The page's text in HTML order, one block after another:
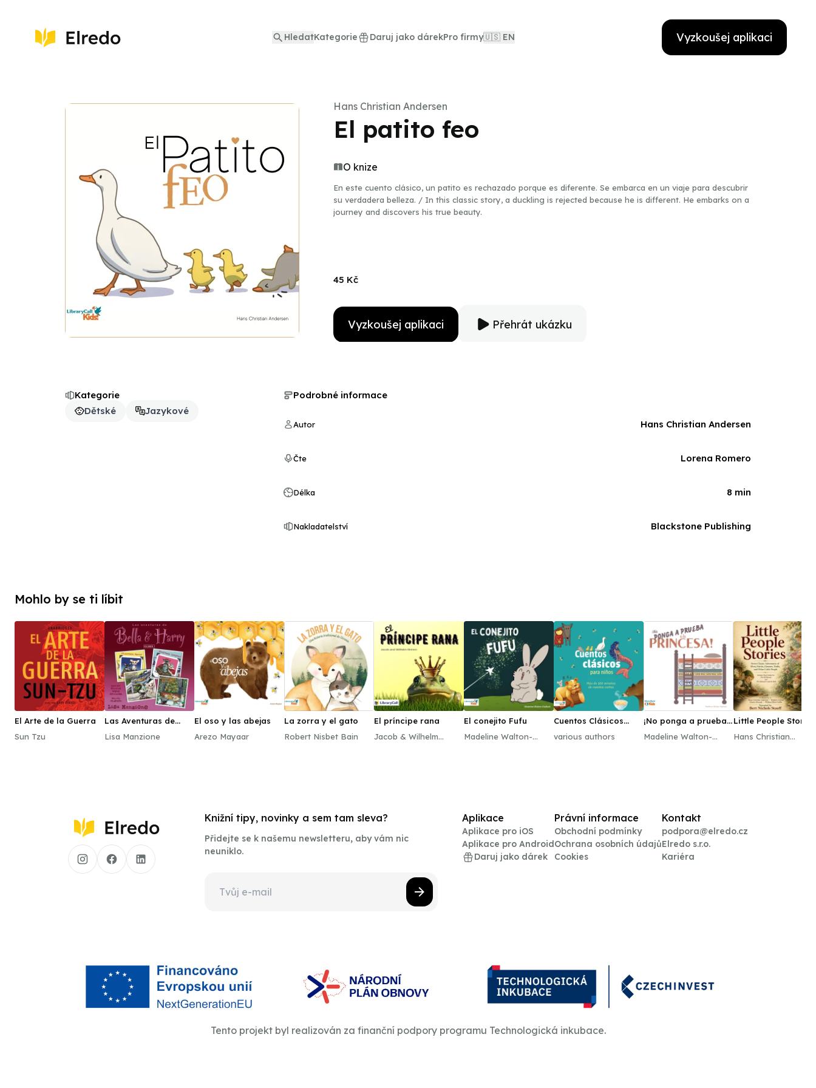
HledatKategorie Daruj jako dárekPro firmy🇺🇸 EN Vyzkoušej aplikaci
Hans Christian Andersen
El patito feo
O knize
En este cuento clásico, un patito es rechazado porque es diferente. Se embarca en un viaje para descubrir
su verdadera belleza. / In this classic story, a duckling is rejected because he is different. He embarks on a
journey and discovers his true beauty.
45 Kč
Vyzkoušej aplikaci Přehrát ukázku
Kategorie
Dětské
Jazykové
Podrobné informace
Autor Hans Christian Andersen
Čte Lorena Romero
Délka 8 min
Nakladatelství Blackstone Publishing
Mohlo by se ti líbit
El Arte de la Guerra
Sun Tzu
Las Aventuras de
Lisa Manzione
El oso y las abejas
Arezo Mayaar
La zorra y el gato
Robert Nisbet Bain
El príncipe rana
Jacob & Wilhelm
El conejito Fufu
Madeline Walton-
Cuentos Clásicos
various authors
¡No ponga a prueba
Madeline Walton-
Little People Stories
Hans Christian
Knižní tipy, novinky a sem tam sleva?
Přidejte se k našemu newsletteru, aby vám nic
neuniklo.
Aplikace
Aplikace pro iOS
Aplikace pro Android
Daruj jako dárek
Právní informace
Obchodní podmínky
Ochrana osobních údajů
Cookies
Kontakt
podpora@elredo.cz
Elredo s.r.o.
Kariéra
Tento projekt byl realizován za finanční podpory programu Technologická inkubace.